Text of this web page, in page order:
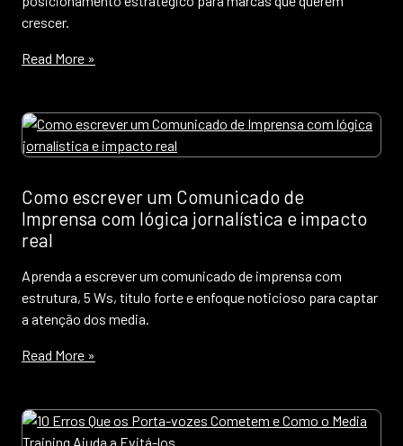
crescer.
Read More »
Como escrever um Comunicado de
Imprensa com lógica jornalística e impacto
real
Aprenda a escrever um comunicado de imprensa com
estrutura, 5 Ws, título forte e enfoque noticioso para captar
a atenção dos media.
Read More »